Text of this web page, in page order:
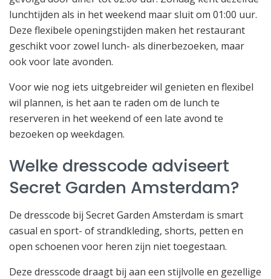
lunchtijden als in het weekend maar sluit om 01:00 uur.
Deze flexibele openingstijden maken het restaurant
geschikt voor zowel lunch- als dinerbezoeken, maar
ook voor late avonden.
Voor wie nog iets uitgebreider wil genieten en flexibel
wil plannen, is het aan te raden om de lunch te
reserveren in het weekend of een late avond te
bezoeken op weekdagen.
Welke dresscode adviseert
Secret Garden Amsterdam?
De dresscode bij Secret Garden Amsterdam is smart
casual en sport- of strandkleding, shorts, petten en
open schoenen voor heren zijn niet toegestaan.
Deze dresscode draagt bij aan een stijlvolle en gezellige